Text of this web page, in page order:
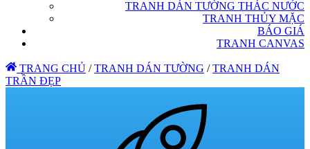
TRANH DÁN TƯỜNG THÁC NƯỚC
TRANH THỦY MẶC
BÁO GIÁ
TRANH CANVAS
TRANG CHỦ / TRANH DÁN TƯỜNG / TRANH DÁN
TRẦN ĐẸP